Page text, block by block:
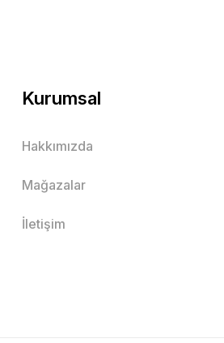
Kurumsal
Hakkımızda
Mağazalar
İletişim